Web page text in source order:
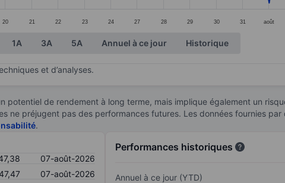
20 21 22 23 24 27 28 29 30 31 août
1A 3A 5A Annuel à ce jour Historique
et d’analyses.
potentiel de rendement à long terme, mais implique également un
ne préjugent pas des performances futures. Les données fournies par
.
07-août-2026
07-août-2026
Performances historiques
Annuel à ce jour (YTD)